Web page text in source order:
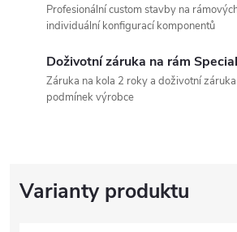
Profesionální custom stavby na
individuální konfigurací komponentů
Doživotní záruka na rám
Záruka na kola 2 roky a doživotní
podmínek výrobce